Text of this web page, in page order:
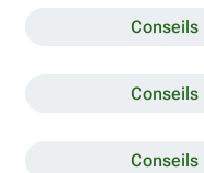
Conseils
Conseils
Conseils